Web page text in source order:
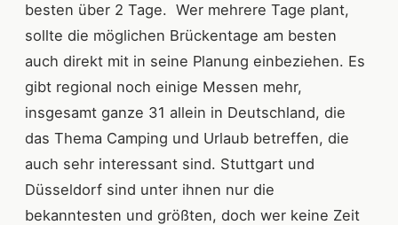
besten über 2 Tage. Wer mehrere Tage plant,
sollte die möglichen Brückentage am besten
auch direkt mit in seine Planung einbeziehen. Es
gibt regional noch einige Messen mehr,
insgesamt ganze 31 allein in Deutschland, die
das Thema Camping und Urlaub betreffen, die
auch sehr interessant sind. Stuttgart und
Düsseldorf sind unter ihnen nur die
bekanntesten und größten, doch wer keine Zeit